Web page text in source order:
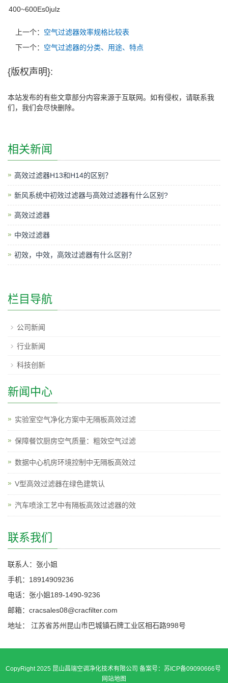
400~600Es0julz
上一个： 空气过滤器效率规格比较表
下一个： 空气过滤器的分类、用途、特点
{版权声明}:
本站发布的有些文章部分内容来源于互联网。如有侵权，请联系我
们，我们会尽快删除。
相关新闻
高效过滤器H13和H14的区别？
新风系统中初效过滤器与高效过滤器有什么区别?
高效过滤器
中效过滤器
初效，中效，高效过滤器有什么区别？
栏目导航
公司新闻
行业新闻
科技创新
新闻中心
实验室空气净化方案中无隔板高效过滤
保障餐饮厨房空气质量：粗效空气过滤
数据中心机房环境控制中无隔板高效过
V型高效过滤器在绿色建筑认
汽车喷涂工艺中有隔板高效过滤器的效
联系我们
联系人：张小姐
手机：18914909236
电话：张小姐189-1490-9236
邮箱：cracsales08@cracfilter.com
地址： 江苏省苏州昆山市巴城镇石牌工业区相石路998号
CopyRight 2025 昆山昌瑞空调净化技术有限公司 备案号：苏ICP备09090666号
网站地图